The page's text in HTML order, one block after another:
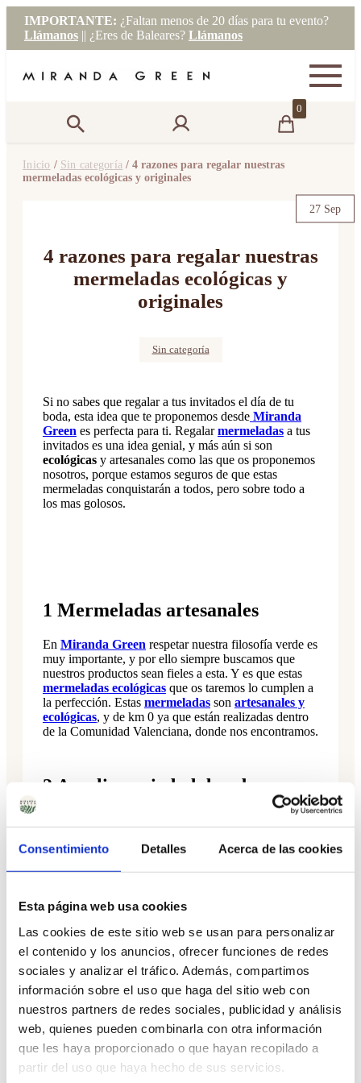
Consentimiento Detalles Acerca de las cookies
Esta página web usa cookies
Las cookies de este sitio web se usan para personalizar
el contenido y los anuncios, ofrecer funciones de redes
sociales y analizar el tráfico. Además, compartimos
información sobre el uso que haga del sitio web con
nuestros partners de redes sociales, publicidad y análisis
web, quienes pueden combinarla con otra información
que les haya proporcionado o que hayan recopilado a
partir del uso que haya hecho de sus servicios.
IMPORTANTE:¿Faltan menos de 20 días para tu evento?
Llámanos|| ¿Eres de Baleares?Llámanos
0
Inicio / Sin categoría / 4 razones para regalar nuestras
mermeladas ecológicas y originales
4 razones para regalar nuestras
mermeladas ecológicas y
originales
27 Sep
Sin categoría
Si no sabes que regalar a tus invitados el día de tu
boda, esta idea que te proponemos desdeMiranda
Green es perfecta para ti. Regalarmermeladasa tus
invitados es una idea genial, y más aún si son
ecológicasy artesanales como las que os proponemos
nosotros, porque estamos seguros de que estas
mermeladas conquistarán a todos, pero sobre todo a
los mas golosos.
1 Mermeladas artesanales
En Miranda Green respetar nuestra filosofía verde es
muy importante, y por ello siempre buscamos que
nuestros productos sean fieles a esta. Y es que estas
mermeladas ecológicasque os taremos lo cumplen a
la perfección. Estas mermeladasson artesanales y
ecológicas, y de km 0 ya que están realizadas dentro
de la Comunidad Valenciana, donde nos encontramos.
2 Amplia variedad de sabores
seguro! Desde una
mermelada
de ciruela a una
3 Calidad Calidad Calidad
No es solo una bonita
, o un sabor
original. Sus materias primas se elijen con mucho
cuidado. Nuestro proveedor de mermeladas nos
cuenta siempre como lo hacen, incluso tienen sus
propios cultivos de algunas de estas frutas. Y nos